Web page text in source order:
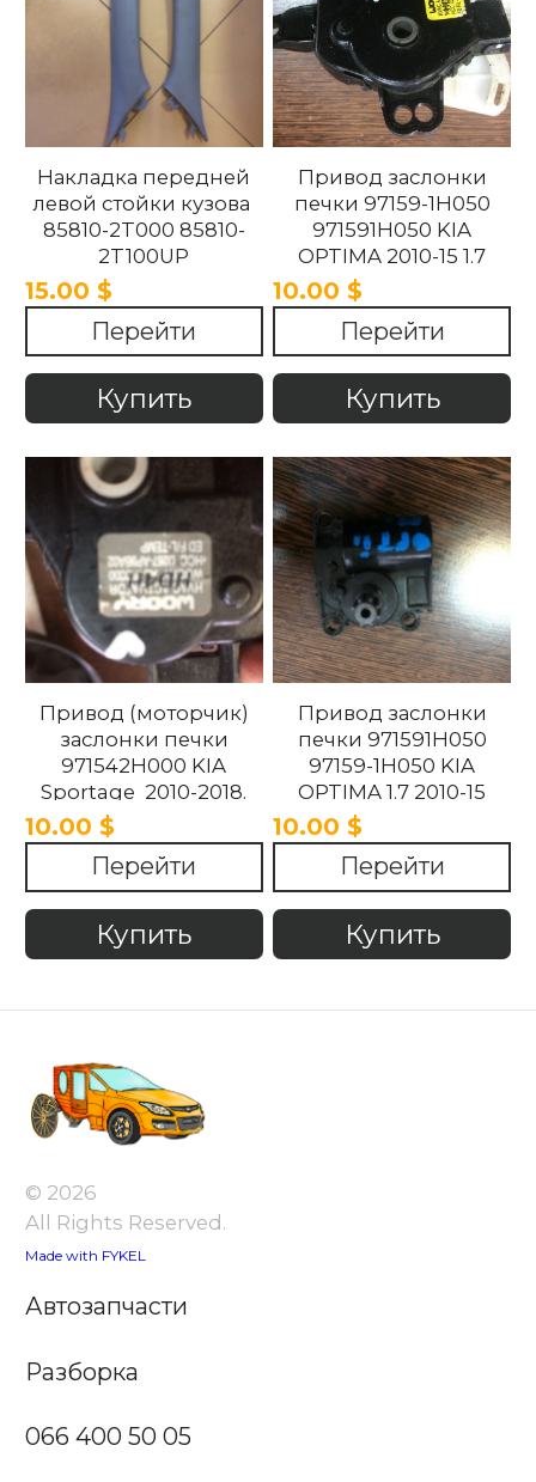
Накладка передней
левой стойки кузова
85810-2T000 85810-
2T100UP
858102T100UP
858102T000 Kia
Optima 2010 -2015.
15.00 $
Перейти
Купить
Привод заслонки
печки 97159-1H050
971591H050 KIA
OPTIMA 2010-15 1.7
10.00 $
Перейти
Купить
Привод (моторчик)
заслонки печки
971542H000 KIA
Sportage 2010-2018.
10.00 $
Перейти
Купить
Привод заслонки
печки 971591H050
97159-1H050 KIA
OPTIMA 1.7 2010-15
10.00 $
Перейти
Купить
© 2026
All Rights Reserved.
Made with FYKEL
Автозапчасти
Разборка
066 400 50 05